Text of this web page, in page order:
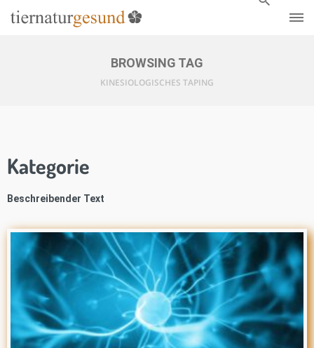
BROWSING TAG
KINESIOLOGISCHES TAPING
Kategorie
Beschreibender Text